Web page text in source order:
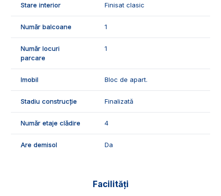
apropiere de Piata si scola Nr. 7.
vizionari, suntem disponibili pentru dumneavoastra, Echipa
ID Exclusiv - 3216304
Stare interior Finisat clasic
Număr balcoane 1
Număr locuri
parcare
1
Imobil Bloc de apart.
Stadiu construcție Finalizată
Număr etaje clădire 4
Are demisol Da
Facilități